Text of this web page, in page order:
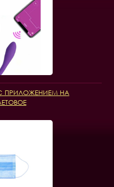
ПРИЛОЖЕНИЕМ НА